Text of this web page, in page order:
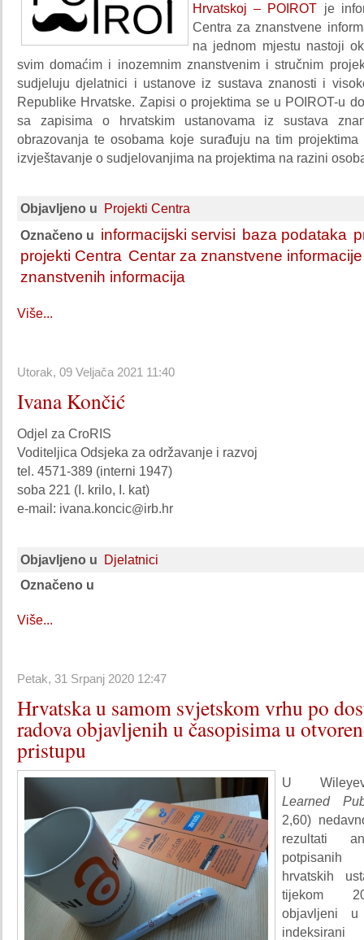
Hrvatskoj – POIROT je
Centra za znanstvene
na jednom mjestu nastoji
svim domaćim i inozemnim znanstvenim i stručnim
sudjeluju djelatnici i ustanove iz sustava znanosti i
Republike Hrvatske. Zapisi o projektima se u POIROT-u
sa zapisima o hrvatskim ustanovama iz sustava
obrazovanja te osobama koje surađuju na tim projektima
izvještavanje o sudjelovanjima na projektima na razini
Objavljeno u Projekti Centra
Označeno u informacijski servisi baza podataka
projekti Centra Centar za znanstvene informacije
znanstvenih informacija
Više...
Utorak, 09 Veljača 2021 11:40
Ivana Končić
Odjel za CroRIS
Voditeljica Odsjeka za održavanje i razvoj
tel. 4571-389 (interni 1947)
soba 221 (I. krilo, I. kat)
e-mail: ivana.koncic@irb.hr
Objavljeno u Djelatnici
Označeno u
Više...
Petak, 31 Srpanj 2020 12:47
Hrvatska u samom svjetskom vrhu po
radova objavljenih u časopisima u
pristupu
U
Learned
2,60)
rezultati
hrvatskih
tijekom
objavljeni